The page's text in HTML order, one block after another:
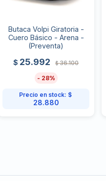
Butaca Volpi Giratoria -
Cuero Básico - Arena -
(Preventa)
$ 25.992 $ 36.100
28
Precio en stock: $
28.880